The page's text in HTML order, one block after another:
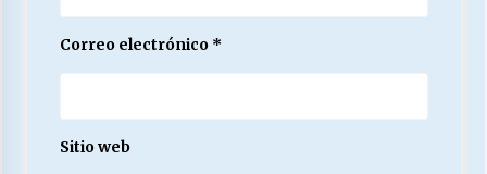
Correo electrónico *
Sitio web